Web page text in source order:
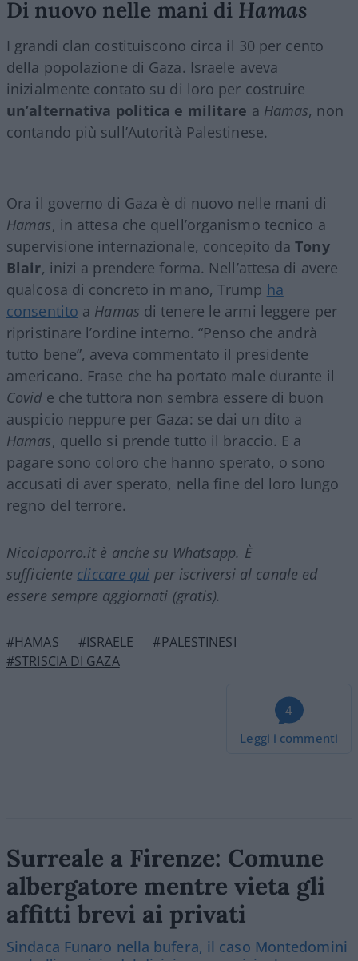
Di nuovo nelle mani di Hamas
I grandi clan costituiscono circa il 30 per cento
della popolazione di Gaza. Israele aveva
inizialmente contato su di loro per costruire
un’alternativa politica e militare a Hamas, non
contando più sull’Autorità Palestinese.
Ora il governo di Gaza è di nuovo nelle mani di
Hamas, in attesa che quell’organismo tecnico a
supervisione internazionale, concepito daTony
Blair, inizi a prendere forma. Nell’attesa di avere
qualcosa di concreto in mano, Trump ha
consentito a Hamas di tenere le armi leggere per
ripristinare l’ordine interno. “Penso che andrà
tutto bene”, aveva commentato il presidente
americano. Frase che ha portato male durante il
Covide che tuttora non sembra essere di buon
auspicio neppure per Gaza: se dai un dito a
Hamas, quello si prende tutto il braccio. E a
pagare sono coloro che hanno sperato, o sono
accusati di aver sperato, nella fine del loro lungo
regno del terrore.
Nicolaporro.it è anche su Whatsapp. È
sufficiente cliccare qui per iscriversi al canale ed
essere sempre aggiornati (gratis).
#HAMAS #ISRAELE
#PALESTINESI
#STRISCIA DI GAZA
4
Leggi i commenti
Surreale a Firenze: Comune
albergatore mentre vieta gli
affitti brevi ai privati
Sindaca Funaro nella bufera, il caso Montedomini